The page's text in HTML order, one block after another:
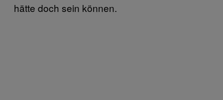
hätte doch sein können.